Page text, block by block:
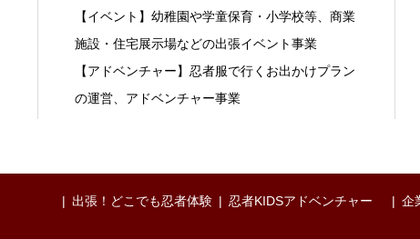
【イベント】幼稚園や学童保育・小学校等、商業
施設・住宅展示場などの出張イベント事業
【アドベンチャー】忍者服で行くお出かけプラン
の運営、アドベンチャー事業
出張！どこでも忍者体験 忍者KIDSアドベンチャー 企